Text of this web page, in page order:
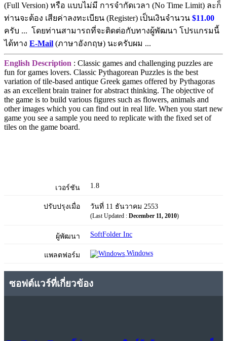
(Full Version) หรือ แบบไม่มี การจำกัดเวลา (No Time Limit) ละก็
ท่านจะต้อง เสียค่าลงทะเบียน (Register) เป็นเงินจำนวน $11.00
ครับ ... โดยท่านสามารถที่จะติดต่อกับทางผู้พัฒนา โปรแกรมนี้
ได้ทาง E-Mail (ภาษาอังกฤษ) นะครับผม ...
English Description : Classic games and challenging puzzles are
fun for games lovers. Classic Pythagorean Puzzles is the best
variation of tile-based antique Greek games offered by Pythagoras
as an excellent brain trainer for abstract thinking. The objective of
the game is to build various figures such as flowers, animals and
other images which you can find out in real life. When you start new
game you see a sample you need to replicate with the fixed set of
tiles on the game board.
เวอร์ชัน 1.8
ปรับปรุงเมื่อ วันที่ 11 ธันวาคม 2553
(Last Updated : December 11, 2010)
ผู้พัฒนา SoftFolder Inc
แพลตฟอร์ม Windows
ซอฟต์แวร์ที่เกี่ยวข้อง